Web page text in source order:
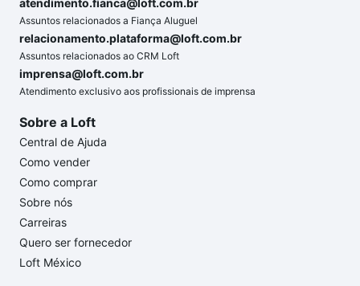
atendimento.fianca@loft.com.br
Assuntos relacionados a Fiança Aluguel
relacionamento.plataforma@loft.com.br
Assuntos relacionados ao CRM Loft
imprensa@loft.com.br
Atendimento exclusivo aos profissionais de imprensa
Sobre a Loft
Central de Ajuda
Como vender
Como comprar
Sobre nós
Carreiras
Quero ser fornecedor
Loft México